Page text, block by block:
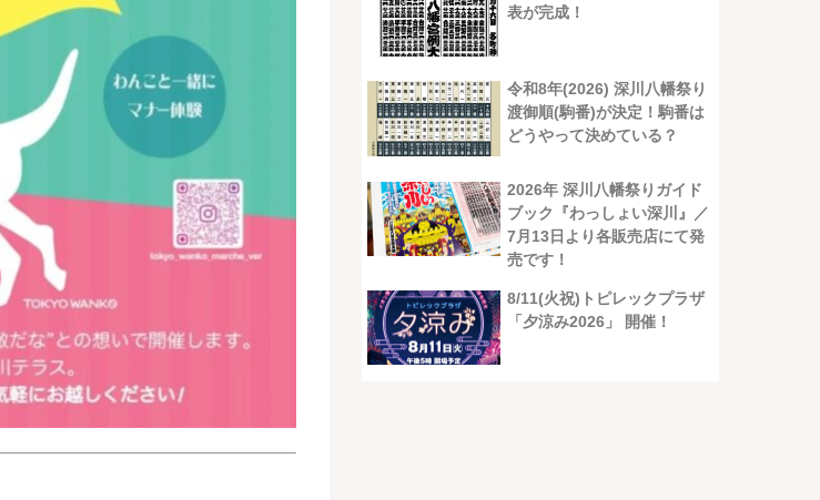
表が完成！
令和8年(2026) 深川八幡祭り
渡御順(駒番)が決定！駒番は
どうやって決めている？
2026年 深川八幡祭りガイド
ブック『わっしょい深川』／
7月13日より各販売店にて発
売です！
8/11(火祝)トピレックプラザ
「夕涼み2026」 開催！